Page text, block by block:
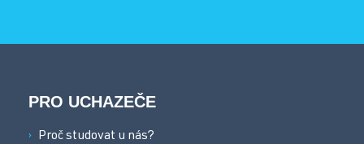
PRO UCHAZEČE
Proč studovat u nás?